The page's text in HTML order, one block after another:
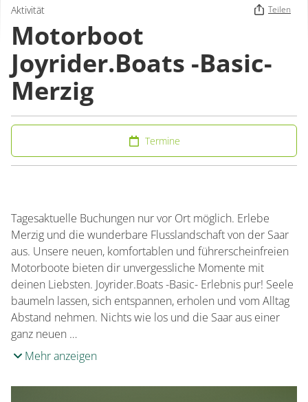
Aktivität Teilen
Motorboot
Joyrider.Boats -Basic-
Merzig
Termine
Tagesaktuelle Buchungen nur vor Ort möglich. Erlebe
Merzig und die wunderbare Flusslandschaft von der Saar
aus. Unsere neuen, komfortablen und führerscheinfreien
Motorboote bieten dir unvergessliche Momente mit
deinen Liebsten. Joyrider.Boats -Basic- Erlebnis pur! Seele
baumeln lassen, sich entspannen, erholen und vom Alltag
Abstand nehmen. Nichts wie los und die Saar aus einer
ganz neuen …
Mehr anzeigen